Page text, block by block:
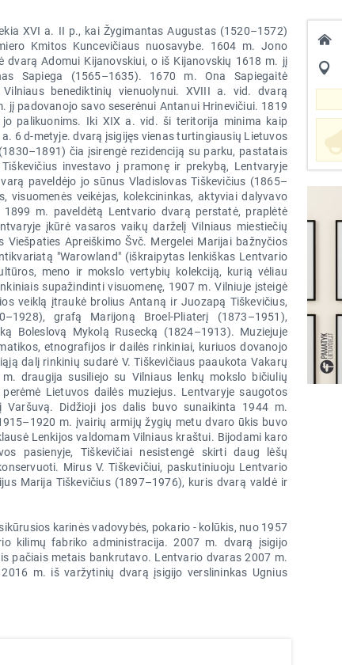
XVI a. II p., kai Žygimantas Augustas (1520–1572)
Kmitos Kuncevičiaus nuosavybe. 1604 m. Jono
dvarą Adomui Kijanovskiui, o iš Kijanovskių 1618 m. jį
Sapiega (1565–1635). 1670 m. Ona Sapiegaitė
benediktinių vienuolynui. XVIII a. vid. dvarą
jį padovanojo savo seserėnui Antanui Hrinevičiui. 1819
palikuonims. Iki XIX a. vid. ši teritorija minima kaip
6 d-metyje. dvarą įsigijęs vienas turtingiausių Lietuvos
čia įsirengė rezidenciją su parku, pastatais
investavo į pramonę ir prekybą, Lentvaryje
paveldėjo jo sūnus Vladislovas Tiškevičius (1865–
visuomenės veikėjas, kolekcininkas, aktyviai dalyvavo
m. paveldėtą Lentvario dvarą perstatė, praplėtė
įkūrė vasaros vaikų darželį Vilniaus miestiečių
Apreiškimo Švč. Mergelei Marijai bažnyčios
"Warowland" (iškraipytas lenkiškas Lentvario
meno ir mokslo vertybių kolekciją, kurią vėliau
supažindinti visuomenę, 1907 m. Vilniuje įsteigė
veiklą įtraukė brolius Antaną ir Juozapą Tiškevičius,
grafą Marijoną Broel-Pliaterį (1873–1951),
Boleslovą Mykolą Rusecką (1824–1913). Muziejuje
etnografijos ir dailės rinkiniai, kuriuos dovanojo
dalį rinkinių sudarė V. Tiškevičiaus paaukota Vakarų
draugija susiliejo su Vilniaus lenkų mokslo bičiulių
Lietuvos dailės muziejus. Lentvaryje saugotos
Varšuvą. Didžioji jos dalis buvo sunaikinta 1944 m.
m. įvairių armijų žygių metu dvaro ūkis buvo
Lenkijos valdomam Vilniaus kraštui. Bijodami karo
pasienyje, Tiškevičiai nesistengė skirti daug lėšų
Mirus V. Tiškevičiui, paskutiniuoju Lentvario
Marija Tiškevičius (1897–1976), kuris dvarą valdė ir
karinės vadovybės, pokario - kolūkis, nuo 1957
kilimų fabriko administracija. 2007 m. dvarą įsigijo
pačiais metais bankrutavo. Lentvario dvaras 2007 m.
m. iš varžytinių dvarą įsigijo verslininkas Ugnius